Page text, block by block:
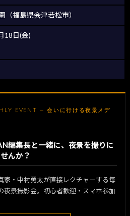
（福島県会津若松市）
18日(金)
EVENT — 会いに行ける夜景メデ
編集長と一緒に、夜景を撮りに
んか？
家・中村勇太が直接レクチャーする毎
夜景撮影会。初心者歓迎・スマホ参加